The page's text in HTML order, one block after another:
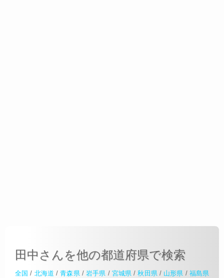
田中さんを他の都道府県で検索
全国 / 北海道 /青森県/ 岩手県 / 宮城県 /秋田県/ 山形県 / 福島県